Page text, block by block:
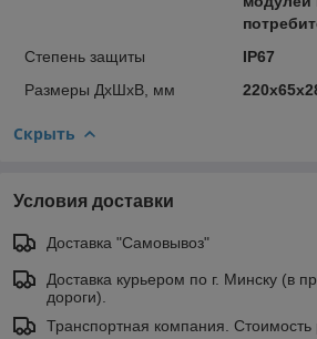
Степень защиты
IP67
Размеры ДхШхВ, мм
Скрыть
Условия доставки
Доставка "Самовывоз"
Доставка курьером по г. Минску (в
дороги).
Транспортная компания. Стоимость